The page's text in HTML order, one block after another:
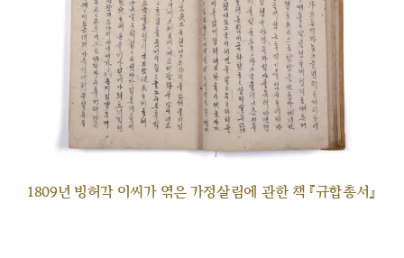
1809년 빙허각 이씨가 엮은 가정살림에 관한 책 『규합총서』